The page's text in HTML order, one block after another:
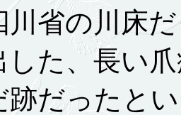
川省の川床
た、長い
跡だったと